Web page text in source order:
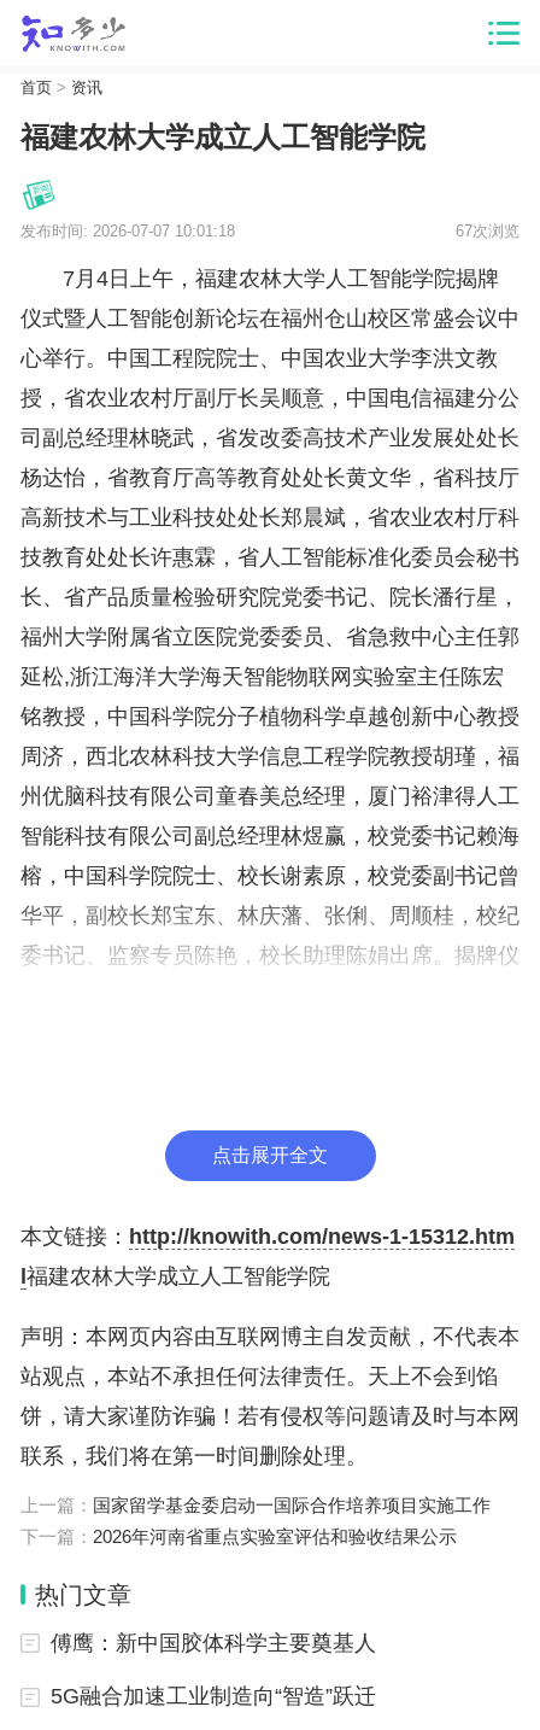
首页> 资讯
福建农林大学成立人工智能学院
发布时间: 2026-07-07 10:01:18 67次浏览
7月4日上午，福建农林大学人工智能学院揭牌
仪式暨人工智能创新论坛在福州仓山校区常盛会议中
心举行。中国工程院院士、中国农业大学李洪文教
授，省农业农村厅副厅长吴顺意，中国电信福建分公
司副总经理林晓武，省发改委高技术产业发展处处长
杨达怡，省教育厅高等教育处处长黄文华，省科技厅
高新技术与工业科技处处长郑晨斌，省农业农村厅科
技教育处处长许惠霖，省人工智能标准化委员会秘书
长、省产品质量检验研究院党委书记、院长潘行星，
福州大学附属省立医院党委委员、省急救中心主任郭
延松,浙江海洋大学海天智能物联网实验室主任陈宏
铭教授，中国科学院分子植物科学卓越创新中心教授
周济，西北农林科技大学信息工程学院教授胡瑾，福
州优脑科技有限公司童春美总经理，厦门裕津得人工
智能科技有限公司副总经理林煜赢，校党委书记赖海
榕，中国科学院院士、校长谢素原，校党委副书记曾
华平，副校长郑宝东、林庆藩、张俐、周顺桂，校纪
委书记、监察专员陈艳，校长助理陈娟出席。揭牌仪
谢素原校长致辞
点击展开全文
本文链接： http://knowith.com/news-1-15312.htm
福建农林大学成立人工智能学院
声明：本网页内容由互联网博主自发贡献，不代表本
站观点，本站不承担任何法律责任。天上不会到馅
饼，请大家谨防诈骗！若有侵权等问题请及时与本网
联系，我们将在第一时间删除处理。
上一篇： 国家留学基金委启动一国际合作培养项目实施工作
下一篇： 2026年河南省重点实验室评估和验收结果公示
热门文章
傅鹰：新中国胶体科学主要奠基人
5G融合加速工业制造向“智造”跃迁